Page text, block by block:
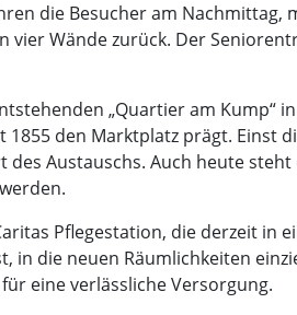
die Besucher am
vier Wände zurück. Der
„Quartier am Kump“
1855 den Marktplatz prägt.
Austauschs. Auch heute
Pflegestation, die derzeit in
in die neuen Räumlichkeiten
eine verlässliche Versorgung.